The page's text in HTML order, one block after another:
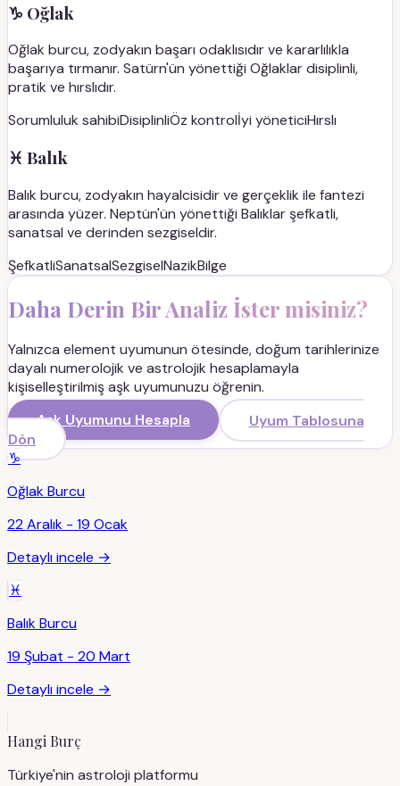
♑ Oğlak
Oğlak burcu, zodyakın başarı odaklısıdır ve kararlılıkla
başarıya tırmanır. Satürn'ün yönettiği Oğlaklar disiplinli,
pratik ve hırslıdır.
Sorumluluk sahibiDisiplinliÖz kontrolİyi yöneticiHırslı
♓ Balık
Balık burcu, zodyakın hayalcisidir ve gerçeklik ile fantezi
arasında yüzer. Neptün'ün yönettiği Balıklar şefkatli,
sanatsal ve derinden sezgiseldir.
ŞefkatliSanatsalSezgiselNazikBilge
Daha Derin Bir Analiz İster misiniz?
Yalnızca element uyumunun ötesinde, doğum tarihlerinize
dayalı numerolojik ve astrolojik hesaplamayla
kişiselleştirilmiş aşk uyumunuzu öğrenin.
Aşk Uyumunu Hesapla
Uyum Tablosuna
Dön
♑
OğlakBurcu
22 Aralık - 19 Ocak
Detaylı incele →
♓
BalıkBurcu
19 Şubat - 20 Mart
Detaylı incele →
Hangi Burç
Türkiye'nin astroloji platformu